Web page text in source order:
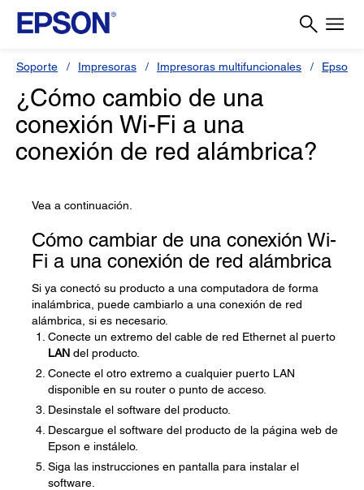
Soporte Impresoras Impresoras multifuncionales Epson L
¿Cómo cambio de una
conexión Wi-Fi a una
conexión de red alámbrica?
Vea a continuación.
Cómo cambiar de una conexión Wi-
Fi a una conexión de red alámbrica
Si ya conectó su producto a una computadora de forma
inalámbrica, puede cambiarlo a una conexión de red
alámbrica, si es necesario.
Conecte un extremo del cable de red Ethernet al puerto
LAN del producto.
Conecte el otro extremo a cualquier puerto LAN
disponible en su router o punto de acceso.
Desinstale el software del producto.
Descargue el software del producto de la página web de
Epson e instálelo.
Siga las instrucciones en pantalla para instalar el
software.